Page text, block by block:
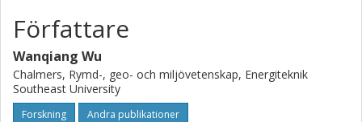
Författare
Wanqiang Wu
Chalmers, Rymd-, geo- och miljövetenskap, Energiteknik
Southeast University
Forskning Andra publikationer